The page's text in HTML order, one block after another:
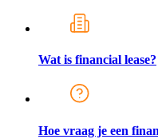
Wat is financial lease?
Hoe vraag je een